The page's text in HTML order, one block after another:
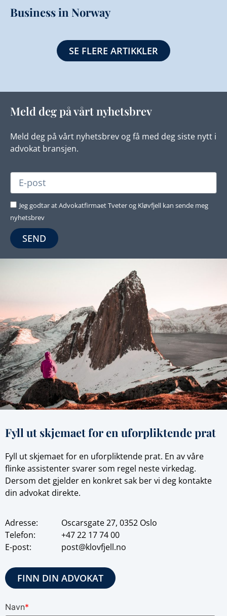
Business in Norway
SE FLERE ARTIKKLER
Meld deg på vårt nyhetsbrev
Meld deg på vårt nyhetsbrev og få med deg siste nytt i
advokat bransjen.
Jeg godtar at Advokatfirmaet Tveter og Kløvfjell kan sende meg
nyhetsbrev
SEND
Fyll ut skjemaet for en uforpliktende prat
Fyll ut skjemaet for en uforpliktende prat. En av våre
flinke assistenter svarer som regel neste virkedag.
Dersom det gjelder en konkret sak ber vi deg kontakte
din advokat direkte.
Adresse:
Telefon:
E-post:
Oscarsgate 27, 0352 Oslo
+4722 17 74 00
post@klovfjell.no
FINN DIN ADVOKAT
Navn*